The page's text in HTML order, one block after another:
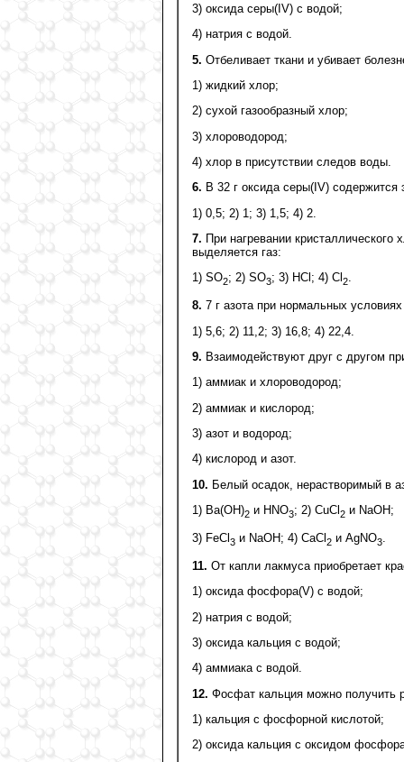
3) оксида серы(IV) с водой;
4) натрия с водой.
5. Отбеливает ткани и убивает
1) жидкий хлор;
2) сухой газообразный хлор;
3) хлороводород;
4) хлор в присутствии следов воды.
6. В 32 г оксида серы(IV)
1) 0,5; 2) 1; 3) 1,5; 4) 2.
7. При нагревании кристаллического
выделяется газ:
1) SO2; 2) SO3; 3) HCl; 4) Cl 2.
8. 7 г азота при нормальных
1) 5,6; 2) 11,2; 3) 16,8; 4) 22,4.
9. Взаимодействуют друг с другом
1) аммиак и хлороводород;
2) аммиак и кислород;
3) азот и водород;
4) кислород и азот.
10. Белый осадок, нерастворимый в
1) Ва(ОН)2 и HNО3; 2) СuCl 2 и NaOH;
3) FeCl 3 и NаОН; 4) СаСl 2 и AgNO3
11. От капли лакмуса приобретает
1) оксида фосфора(V) с водой;
2) натрия с водой;
3) оксида кальция с водой;
4) аммиака с водой.
12. Фосфат кальция можно получить
1) кальция с фосфорной кислотой;
2) оксида кальция с оксидом